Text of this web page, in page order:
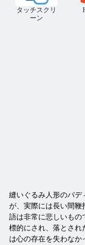
タッチスクリ
ーン
縫いぐるみ人形のバデ
が、実際には長い間鞭
語は非常に悲しいもの
標的にされ、落とされ
は心の存在を失わなか